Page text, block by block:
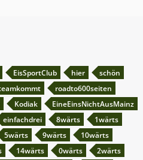
EisSportClub hier
schön
roadto600seiten
Kodiak
EineEinsNichtAusMainz
einfachdrei 8wärts
1wärts
5wärts 9wärts
10wärts
14wärts 0wärts
2wärts